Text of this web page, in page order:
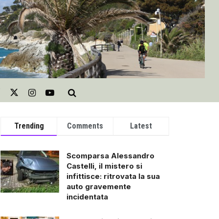
Trending Comments Latest
Scomparsa Alessandro
Castelli, il mistero si
infittisce: ritrovata la sua
auto gravemente
incidentata